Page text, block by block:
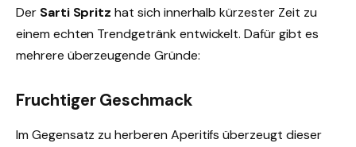
Der Sarti Spritz hat sich innerhalb kürzester Zeit zu
einem echten Trendgetränk entwickelt. Dafür gibt es
mehrere überzeugende Gründe:
Fruchtiger Geschmack
Im Gegensatz zu herberen Aperitifs überzeugt dieser